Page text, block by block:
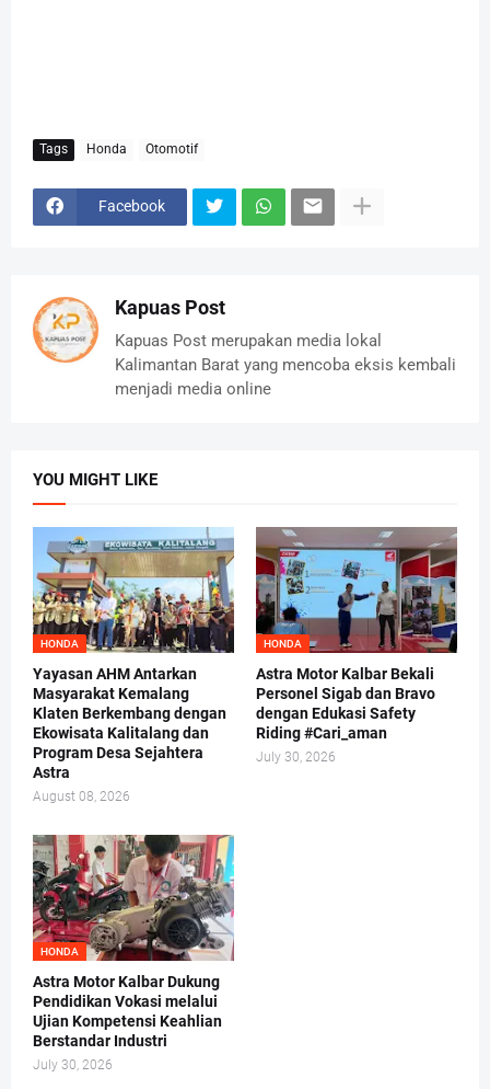
Tags Honda Otomotif
Facebook
Kapuas Post
Kapuas Post merupakan media lokal
Kalimantan Barat yang mencoba eksis kembali
menjadi media online
YOU MIGHT LIKE
HONDA
Yayasan AHM Antarkan
Masyarakat Kemalang
Klaten Berkembang dengan
Ekowisata Kalitalang dan
Program Desa Sejahtera
Astra
August 08, 2026
HONDA
Astra Motor Kalbar Bekali
Personel Sigab dan Bravo
dengan Edukasi Safety
Riding #Cari_aman
July 30, 2026
HONDA
Astra Motor Kalbar Dukung
Pendidikan Vokasi melalui
Ujian Kompetensi Keahlian
Berstandar Industri
July 30, 2026